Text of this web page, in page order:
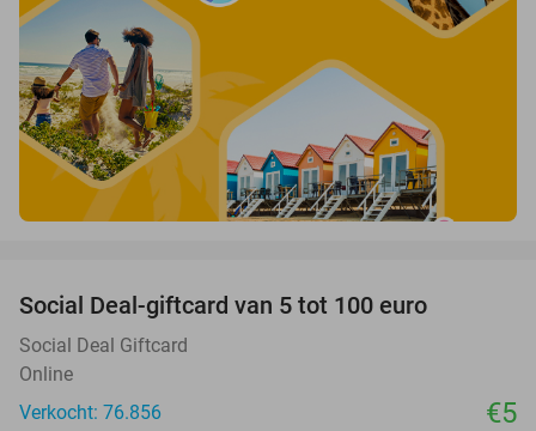
Social Deal-giftcard van 5 tot 100 euro
Social Deal Giftcard
Online
Verkocht: 76.856
€5